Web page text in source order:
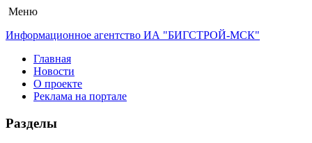
Меню
Информационное агентство ИА "БИГСТРОЙ-МСК"
Главная
Новости
О проекте
Реклама на портале
Разделы